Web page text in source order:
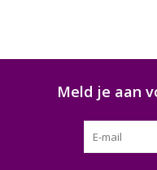
Meld je aan